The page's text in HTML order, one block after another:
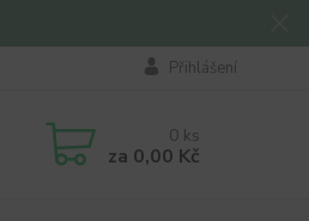
Přihlášení
0 ks
za 0,00 Kč